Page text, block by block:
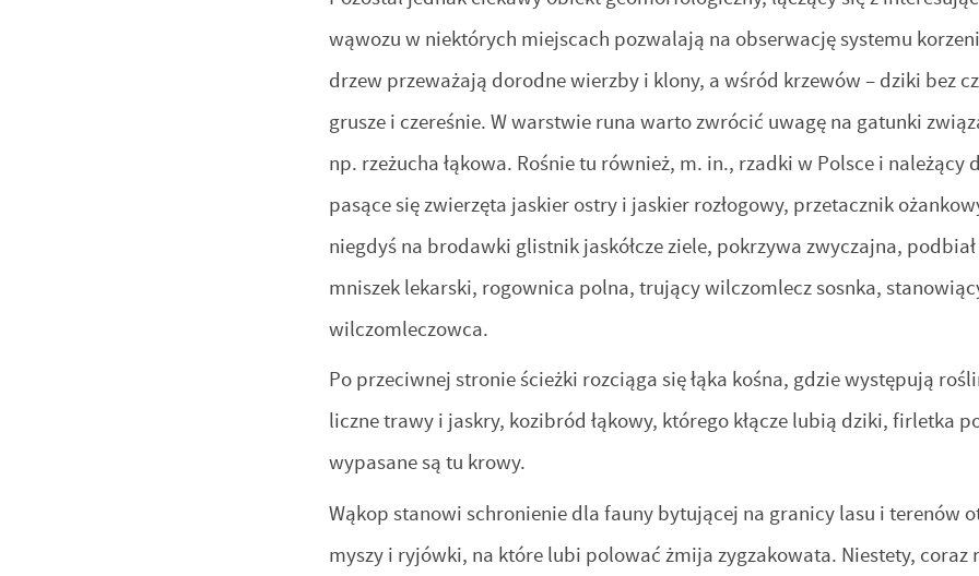
wąwozu w niektórych miejscach pozwalają na obserwację systemu
drzew przeważają dorodne wierzby i klony, a wśród krzewów – dziki bez
grusze i czereśnie. W warstwie runa warto zwrócić uwagę na gatunki
np. rzeżucha łąkowa. Rośnie tu również, m. in., rzadki w Polsce i
pasące się zwierzęta jaskier ostry i jaskier rozłogowy, przetacznik
niegdyś na brodawki glistnik jaskółcze ziele, pokrzywa zwyczajna,
mniszek lekarski, rogownica polna, trujący wilczomlecz sosnka,
wilczomleczowca.
Po przeciwnej stronie ścieżki rozciąga się łąka kośna, gdzie występują
liczne trawy i jaskry, kozibród łąkowy, którego kłącze lubią dziki, firletka
wypasane są tu krowy.
Wąkop stanowi schronienie dla fauny bytującej na granicy lasu i terenów
myszy i ryjówki, na które lubi polować żmija zygzakowata. Niestety, coraz